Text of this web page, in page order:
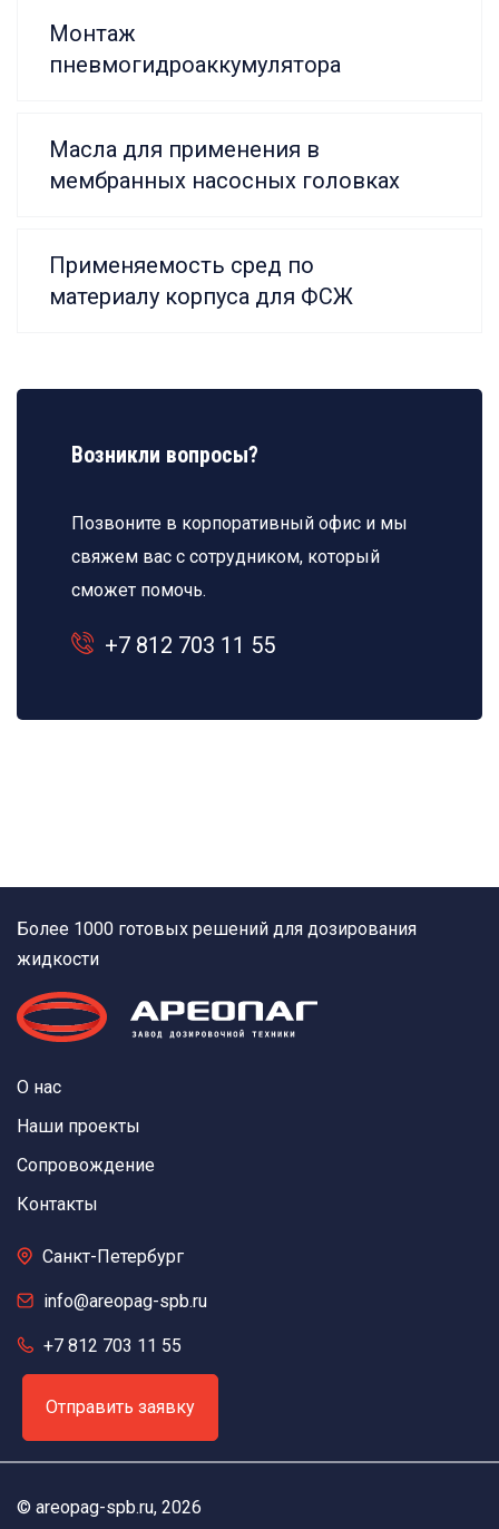
Монтаж
пневмогидроаккумулятора
Масла для применения в
мембранных насосных головках
Применяемость сред по
материалу корпуса для ФСЖ
Возникли вопросы?
Позвоните в корпоративный офис и мы
свяжем вас с сотрудником, который
сможет помочь.
+7 812 703 11 55
Более 1000 готовых решений для дозирования
жидкости
О нас
Наши проекты
Сопровождение
Контакты
Санкт-Петербург
info@areopag-spb.ru
+7 812 703 11 55
Отправить заявку
© areopag-spb.ru, 2026